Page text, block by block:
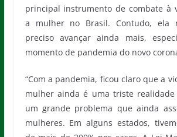
principal instrumento de combate à
a mulher no Brasil. Contudo, ela
preciso avançar ainda mais,
momento de pandemia do novo
“Com a pandemia, ficou claro que a
mulher ainda é uma triste realidade
um grande problema que ainda
mulheres. Em alguns estados,